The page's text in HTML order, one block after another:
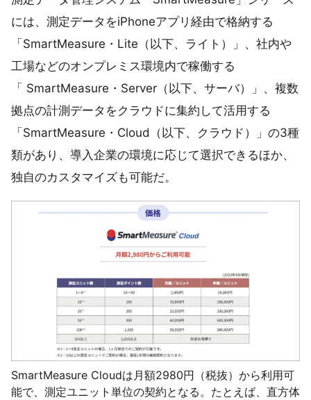
には、測定データをiPhoneアプリ経由で格納する
「SmartMeasure・Lite（以下、ライト）」、社内や
工場などのオンプレミス環境内で稼働する
「 SmartMeasure・Server（以下、サーバ）」、複数
拠点の計測データをクラウドに集約して活用する
「SmartMeasure・Cloud（以下、クラウド）」の3種
類があり、導入企業の環境に応じて選択できるほか、
独自のカスタマイズも可能だ。
SmartMeasure Cloudは月額2980円（税抜）から利用可
能で、測定ユニット単位の契約となる。たとえば、直方体